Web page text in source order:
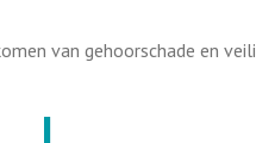
van gehoorschade en